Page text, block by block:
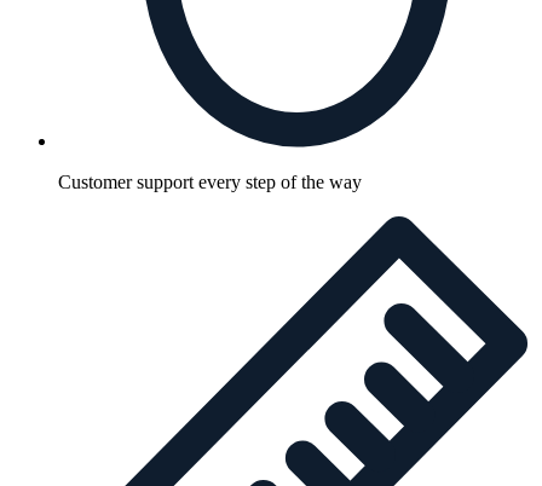
Customer support every step of the way